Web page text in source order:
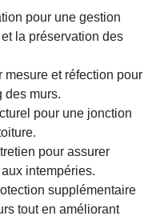
pour une gestion
la préservation des
mesure et réfection pour
des murs.
pour une jonction
pour assurer
intempéries.
supplémentaire
tout en améliorant